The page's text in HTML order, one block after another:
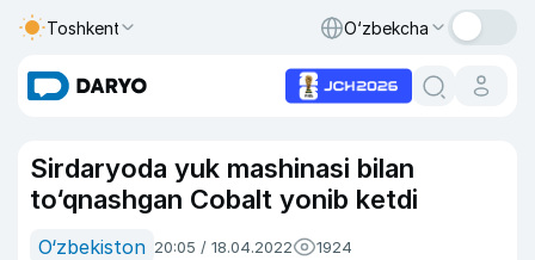
Toshkent O‘zbekcha
Sirdaryoda yuk mashinasi bilan
to‘qnashgan Cobalt yonib ketdi
O‘zbekiston 20:05 / 18.04.2022 1924